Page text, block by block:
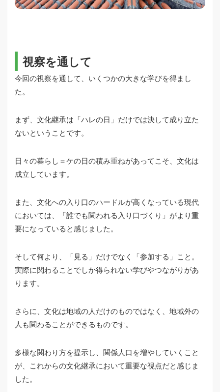
視察を通して
今回の視察を通して、いくつかの大きな学びを得まし
た。
まず、文化継承は「ハレの日」だけでは決して成り立た
ないということです。
日々の暮らし＝ケの日の積み重ねがあってこそ、文化は
成立しています。
また、文化への入り口のハードルが高くなっている現代
においては、「誰でも関われる入り口づくり」がより重
要になっていると感じました。
そして何より、「見る」だけでなく「参加する」こと。
実際に関わることでしか得られない学びやつながりがあ
ります。
さらに、文化は地域の人だけのものではなく、地域外の
人も関わることができるものです。
多様な関わり方を提示し、関係人口を増やしていくこと
が、これからの文化継承において重要な視点だと感じま
した。